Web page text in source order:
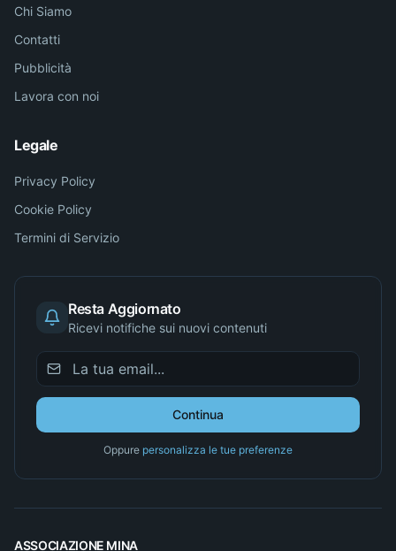
Chi Siamo
Contatti
Pubblicità
Lavora con noi
Legale
Privacy Policy
Cookie Policy
Termini di Servizio
Resta Aggiornato
Ricevi notifiche sui nuovi contenuti
Continua
Oppure personalizza le tue preferenze
ASSOCIAZIONE MINA